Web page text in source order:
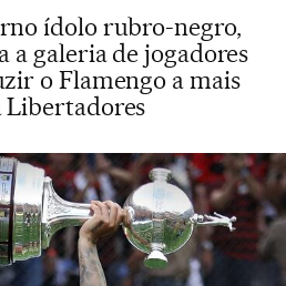
ídolo rubro-negro,
a galeria de jogadores
o Flamengo a mais
Libertadores